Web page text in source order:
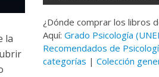
la
¿Dónde comprar los libros
Aquí:Grado Psicología
Recomendados de
categorías |Colección